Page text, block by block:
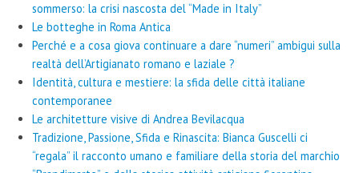
sommerso: la crisi nascosta del “Made in Italy”
Le botteghe in Roma Antica
Perché e a cosa giova continuare a dare “numeri” ambigui sulla
realtà dell’Artigianato romano e laziale ?
Identità, cultura e mestiere: la sfida delle città italiane
contemporanee
Le architetture visive di Andrea Bevilacqua
Tradizione, Passione, Sfida e Rinascita: Bianca Guscelli ci
“regala” il racconto umano e familiare della storia del marchio